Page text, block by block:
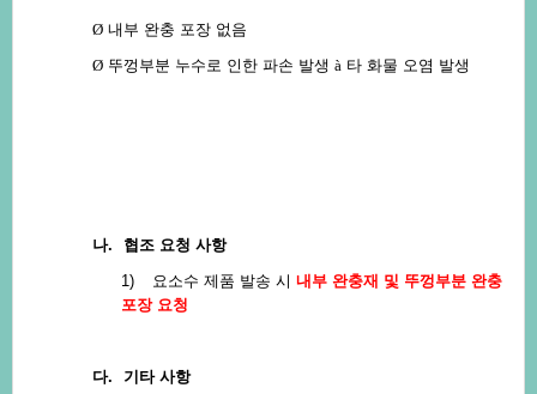
Ø 내부완충포장없음
Ø 뚜껑부분누수로인한파손발생 à 타화물오염발생
나.
협조요청사항
1)
요소수제품발송시 내부완충재및뚜껑부분완충
포장요청
다.
기타사항